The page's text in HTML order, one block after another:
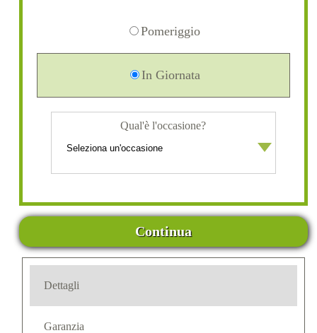
Pomeriggio
In Giornata
Qual'è l'occasione?
Continua
Dettagli
Garanzia